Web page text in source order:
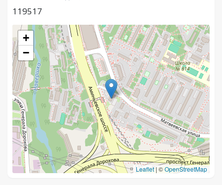
119517
+
−
Leaflet |©OpenStreetMap